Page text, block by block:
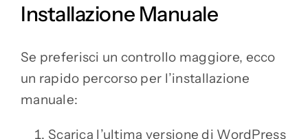
Installazione Manuale
Se preferisci un controllo maggiore, ecco
un rapido percorso per l’installazione
manuale:
Scarica l’ultima versione di WordPress